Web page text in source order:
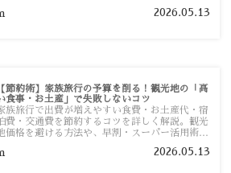
。
2026.05.13
【節約術】家族旅行の予算を削る！観光地の「高
食事・お土産」で失敗しないコツ
族旅行で出費が増えやすい食費・お土産代・宿
費・交通費を節約するコツを詳しく解説。観光
価格を避ける方法や、早割・スーパー活用術、
2026.05.13